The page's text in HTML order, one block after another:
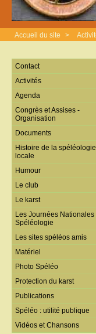
Accueil du site >
Contact
Activités
Agenda
Congrès et Assises -
Organisation
Documents
Histoire de la spéléologie
locale
Humour
Le club
Le karst
Les Journées Nationales
Spéléologie
Les sites spéléos amis
Matériel
Photo Spéléo
Protection du karst
Publications
Spéléo : utilité publique
Vidéos et Chansons